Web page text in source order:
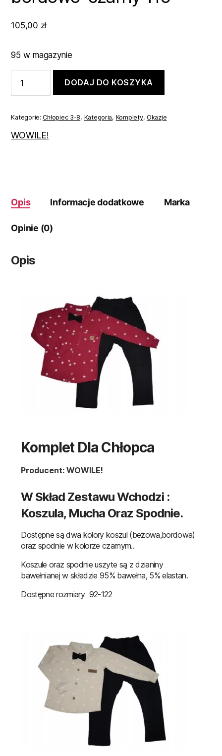
105,00 zł
95 w magazynie
Komplet
dla
bordowo-
czarny
116
DODAJ DO KOSZYKA
Kategorie:Chłopiec 3-8, Kategoria, Komplety,Okazje
WOWILE!
Opis Informacje dodatkowe Marka
Opinie (0)
Opis
Komplet Dla Chłopca
Producent: WOWILE!
W Skład Zestawu Wchodzi :
Koszula, Mucha Oraz Spodnie.
Dostępne są dwa kolory koszul (beżowa,bordowa)
oraz spodnie w kolorze czarnym..
Koszule oraz spodnie uszyte są z dzianiny
bawełnianej w składzie 95% bawełna, 5% elastan.
Dostępne rozmiary 92-122